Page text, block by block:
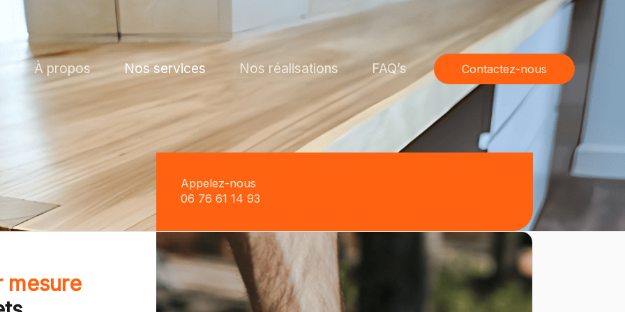
À propos Nos services Nos réalisations FAQ’s Contactez-nous
Appelez-nous
06 76 61 14 93
mesure